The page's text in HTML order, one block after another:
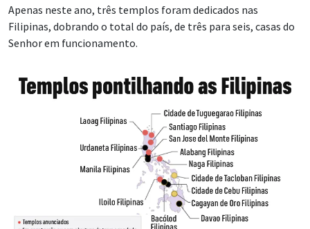
Apenas neste ano, três templos foram dedicados nas
Filipinas, dobrando o total do país, de três para seis, casas do
Senhor em funcionamento.